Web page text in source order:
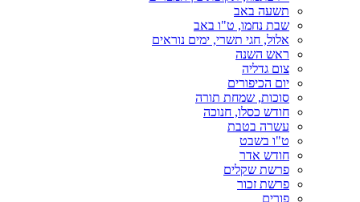
תשעה באב
שבת נחמו, ט"ו באב
אלול, חגי תשרי, ימים נוראים
ראש השנה
צום גדליה
יום הכיפורים
סוכות, שמחת תורה
חודש כסלו, חנוכה
עשרה בטבת
ט"ו בשבט
חודש אדר
פרשת שקלים
פרשת זכור
פורים